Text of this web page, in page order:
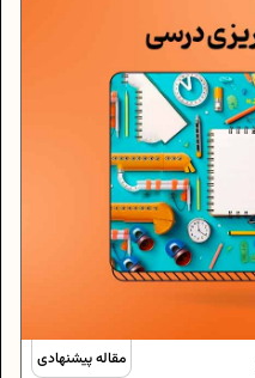
مقاله پیشنهادی